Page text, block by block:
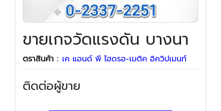
ขายเกจวัดแรงดัน บางนา
ตราสินค้า : เค แอนด์ พี ไฮดรอ-เมติค อิควิปเมนท์
ติดต่อผู้ขาย